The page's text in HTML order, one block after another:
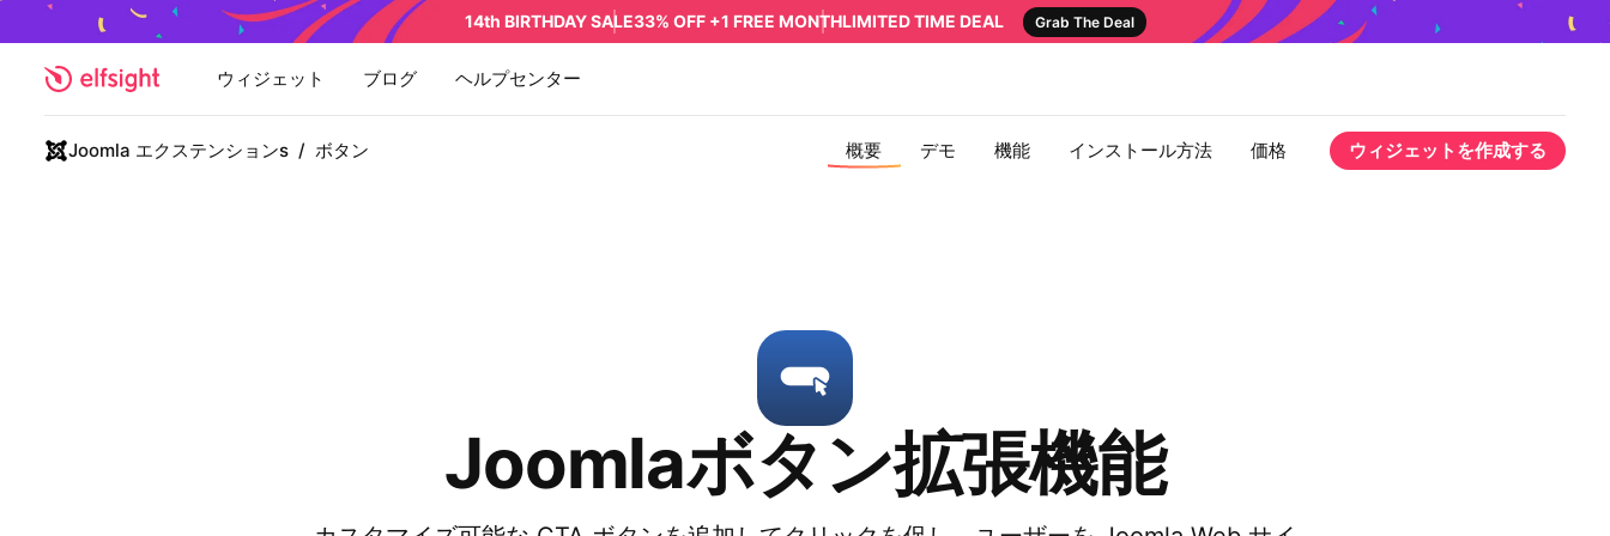
14th BIRTHDAY SALE33% OFF +1 FREE MONTHLIMITED TIME DEAL Grab The Deal
ウィジェット ブログ ヘルプセンター
Joomla エクステンションs / ボタン 概要 デモ 機能 インストール方法 価格 ウィジェットを作成する
Joomlaボタン拡張機能